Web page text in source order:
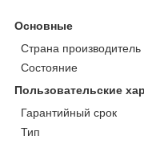
Основные
Страна производитель
Состояние
Пользовательские
Гарантийный срок
Тип